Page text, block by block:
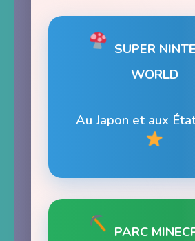
SUPER
WORLD
Au Japon et aux
PARC